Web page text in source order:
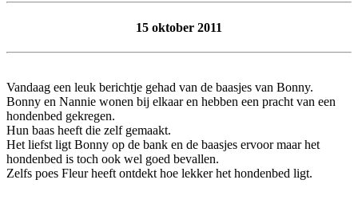
15 oktober 2011
Vandaag een leuk berichtje gehad van de baasjes van Bonny.
Bonny en Nannie wonen bij elkaar en hebben een pracht van een
hondenbed gekregen.
Hun baas heeft die zelf gemaakt.
Het liefst ligt Bonny op de bank en de baasjes ervoor maar het
hondenbed is toch ook wel goed bevallen.
Zelfs poes Fleur heeft ontdekt hoe lekker het hondenbed ligt.